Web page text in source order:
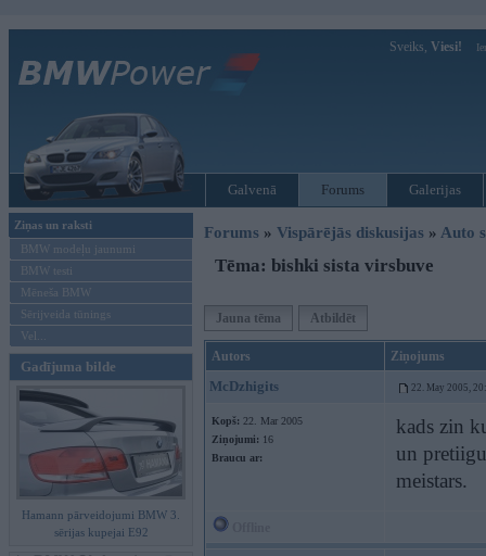
Sveiks, Viesi!
Galvenā Forums Galerijas
Ziņas un raksti
BMW modeļu jaunumi
BMW testi
Mēneša BMW
Sērijveida tūnings
Vel...
Gadījuma bilde
Hamann pārveidojumi BMW 3.
sērijas kupejai E92
Forums » Vispārējās diskusijas » Auto
Tēma: bishki sista virsbuve
Jauna tēma Atbildēt
Autors Ziņojums
McDzhigits 22. May 2005,
Kopš: 22. Mar 2005
Ziņojumi: 16
Braucu ar:
kads zin
un
meistars.